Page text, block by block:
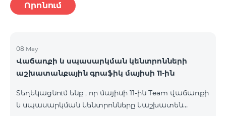
Որոնում
08 May
Վաճառքի և սպասարկման կենտրոնների
աշխատանքային գրաֆիկ մայիսի 11-ին
Տեղեկացնում ենք , որ մայիսի 11-ին Team վաճառքի
և սպասարկման կենտրոնները կաշխատեն